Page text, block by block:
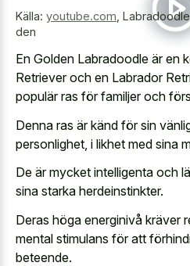
Källa: youtube.com
den
En Golden Labradoodle är en
Retriever och en Labrador
populär ras för familjer och
Denna ras är känd för sin
personlighet, i likhet med sina
De är mycket intelligenta och
sina starka herdeinstinkter.
Deras höga energinivå kräver
mental stimulans för att
beteende.